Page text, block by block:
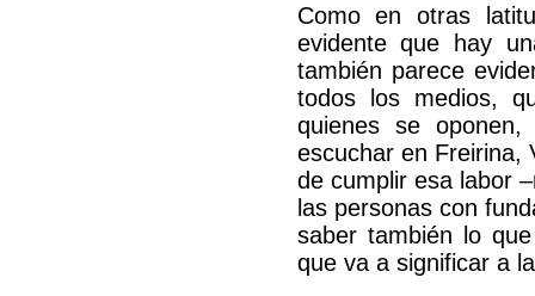
Como en otras
evidente que hay
también parece
todos los medios,
quienes se
escuchar en Freirina,
de cumplir esa labor
las personas con
saber también lo
que va a significar a